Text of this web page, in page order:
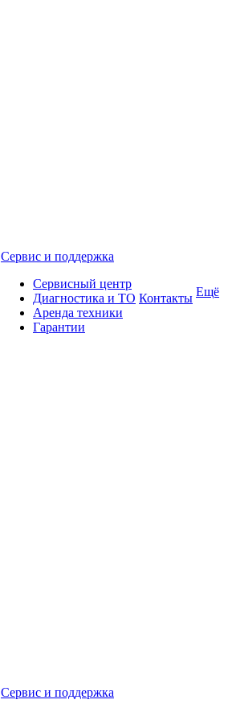
Сервис и поддержка
Сервисный центр
Диагностика и ТО
Аренда техники
Гарантии
Контакты Ещё
Сервис и поддержка